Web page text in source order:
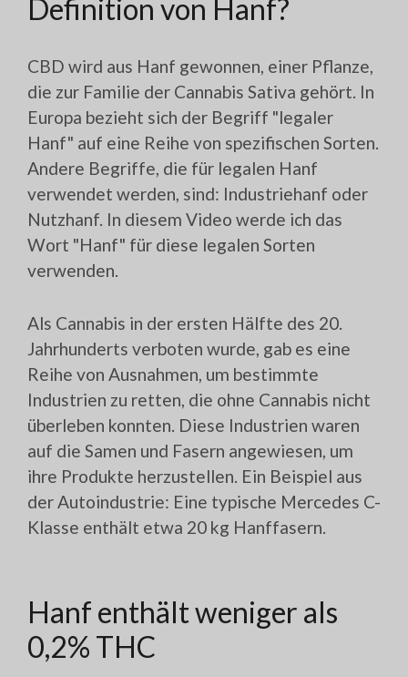
Definition von Hanf?
CBD wird aus Hanf gewonnen, einer Pflanze,
die zur Familie der Cannabis Sativa gehört. In
Europa bezieht sich der Begriff "legaler
Hanf" auf eine Reihe von spezifischen Sorten.
Andere Begriffe, die für legalen Hanf
verwendet werden, sind: Industriehanf oder
Nutzhanf. In diesem Video werde ich das
Wort "Hanf" für diese legalen Sorten
verwenden.
Als Cannabis in der ersten Hälfte des 20.
Jahrhunderts verboten wurde, gab es eine
Reihe von Ausnahmen, um bestimmte
Industrien zu retten, die ohne Cannabis nicht
überleben konnten. Diese Industrien waren
auf die Samen und Fasern angewiesen, um
ihre Produkte herzustellen. Ein Beispiel aus
der Autoindustrie: Eine typische Mercedes C-
Klasse enthält etwa 20 kg Hanffasern.
Hanf enthält weniger als
0,2% THC